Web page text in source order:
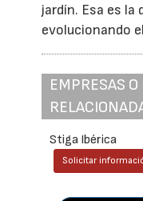
jardín. Esa es la
evolucionando
EMPRESAS
Stiga Ibérica
Solicitar